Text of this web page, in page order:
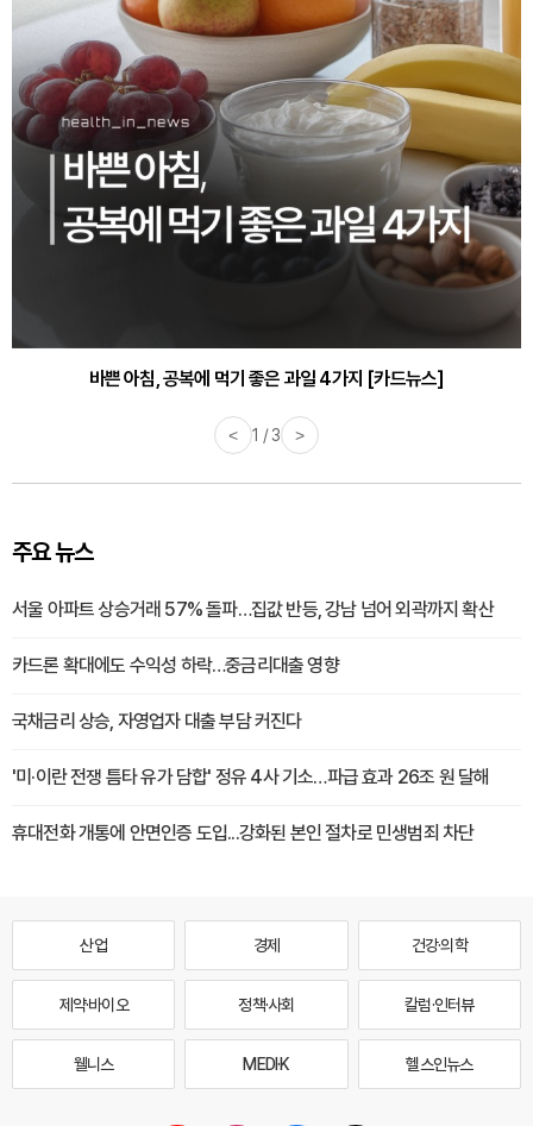
바쁜 아침, 공복에 먹기 좋은 과일 4가지 [카드뉴스]
< 1 / 3 >
주요 뉴스
서울 아파트 상승거래 57% 돌파…집값 반등, 강남 넘어 외곽까지 확산
카드론 확대에도 수익성 하락…중금리대출 영향
국채금리 상승, 자영업자 대출 부담 커진다
'미·이란 전쟁 틈타 유가 담합' 정유 4사 기소…파급 효과 26조 원 달해
휴대전화 개통에 안면인증 도입...강화된 본인 절차로 민생범죄 차단
산업 경제 건강·의학
제약·바이오 정책·사회 칼럼·인터뷰
웰니스 MEDI·K 헬스인뉴스